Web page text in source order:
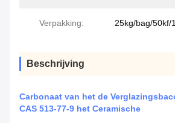
Verpakking: 25kg/bag/50kf/
Beschrijving
Carbonaat van het de
CAS 513-77-9 het Ceramische